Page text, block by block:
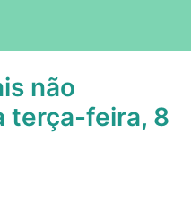
não
terça-feira, 8